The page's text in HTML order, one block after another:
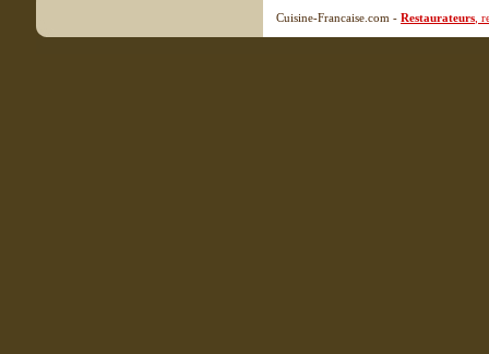
Cuisine-Francaise.com - Restaurateurs ,